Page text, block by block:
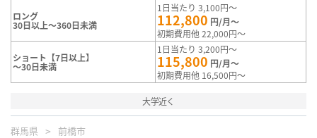
ロング
30日以上～360日未満
1日当たり 3,100円～
112,800 円/月～
初期費用他 22,000円～
ショート【7日以上】
～30日未満
1日当たり 3,200円～
115,800 円/月～
初期費用他 16,500円～
大学近く
群馬県 前橋市